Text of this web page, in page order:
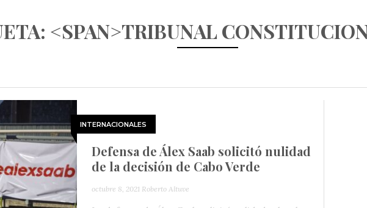
<SPAN>TRIBUNAL
INTERNACIONALES
Defensa de Álex Saab solicitó nulidad
de la decisión de Cabo Verde
octubre 8, 2021 Roberto Altuve